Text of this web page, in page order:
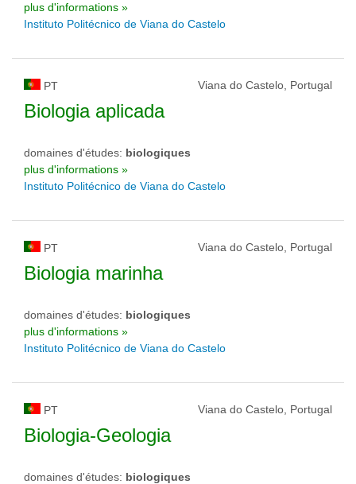
plus d'informations »
Instituto Politécnico de Viana do Castelo
PT Viana do Castelo, Portugal
Biologia aplicada
domaines d'études: biologiques
plus d'informations »
Instituto Politécnico de Viana do Castelo
PT Viana do Castelo, Portugal
Biologia marinha
domaines d'études: biologiques
plus d'informations »
Instituto Politécnico de Viana do Castelo
PT Viana do Castelo, Portugal
Biologia-Geologia
domaines d'études: biologiques